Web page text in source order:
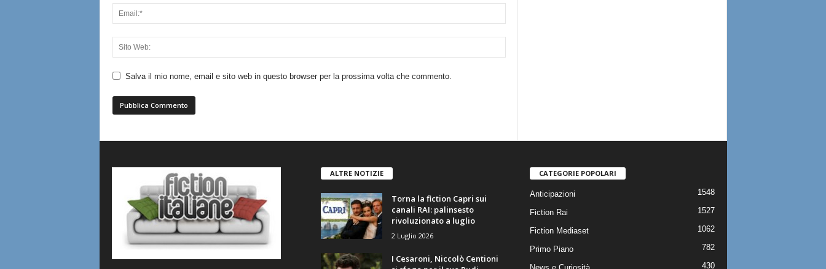
Salva il mio nome, email e sito web in questo browser per la prossima volta che commento.
ALTRE NOTIZIE
Torna la fiction Capri sui
canali RAI: palinsesto
rivoluzionato a luglio
2 Luglio 2026
I Cesaroni, Niccolò Centioni
CATEGORIE POPOLARI
Anticipazioni 1548
Fiction Rai 1527
Fiction Mediaset 1062
Primo Piano 782
430